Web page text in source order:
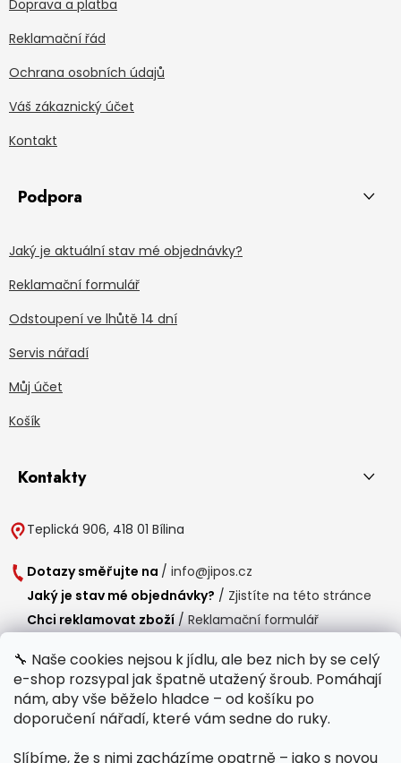
🔧 Naše cookies nejsou k jídlu, ale bez nich by se celý
e-shop rozsypal jak špatně utažený šroub. Pomáhají
nám, aby vše běželo hladce – od košíku po
doporučení nářadí, které vám sedne do ruky.
Slíbíme, že s nimi zacházíme opatrně – jako s novou
Doprava a platba
Reklamační řád
Ochrana osobních údajů
Váš zákaznický účet
Kontakt
Podpora
Jaký je aktuální stav mé objednávky?
Reklamační formulář
Odstoupení ve lhůtě 14 dní
Servis nářadí
Můj účet
Košík
Kontakty
Teplická 906, 418 01 Bílina
Dotazy směřujte na / info@jipos.cz
Jaký je stav mé objednávky? / Zjistíte na této stránce
Chci reklamovat zboží / Reklamační formulář
Provozní doba
Po-Čt /
8:00 - 15:00
Polední přestávka /11:00 - 11:30